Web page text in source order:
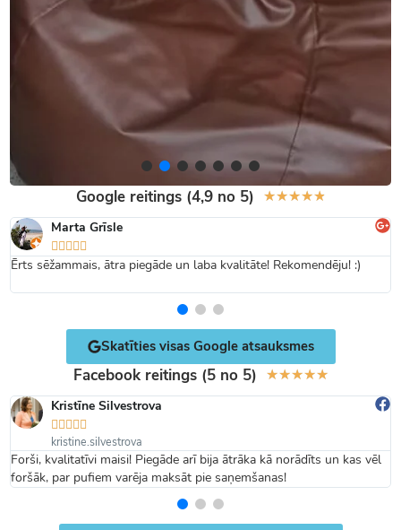
Google reitings (4,9 no 5) ★★★★★
Marta Grīsle

Ērts sēžammais, ātra piegāde un laba kvalitāte! Rekomendēju! :)
Skatīties visas Google atsauksmes
Facebook reitings (5 no 5) ★★★★★
Kristīne Silvestrova

kristine.silvestrova
Forši, kvalitatīvi maisi! Piegāde arī bija ātrāka kā norādīts un kas vēl
foršāk, par pufiem varēja maksāt pie saņemšanas!